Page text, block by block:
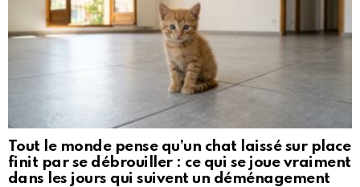
Tout le monde pense qu’un chat laissé sur place
finit par se débrouiller : ce qui se joue vraiment
dans les jours qui suivent un déménagement